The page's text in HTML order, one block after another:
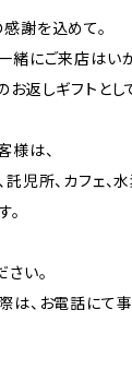
謝を込めて。
緒にご来店はいか
返しギフトとし
様は、
託児所、カフェ
。
い。
は、お電話にて